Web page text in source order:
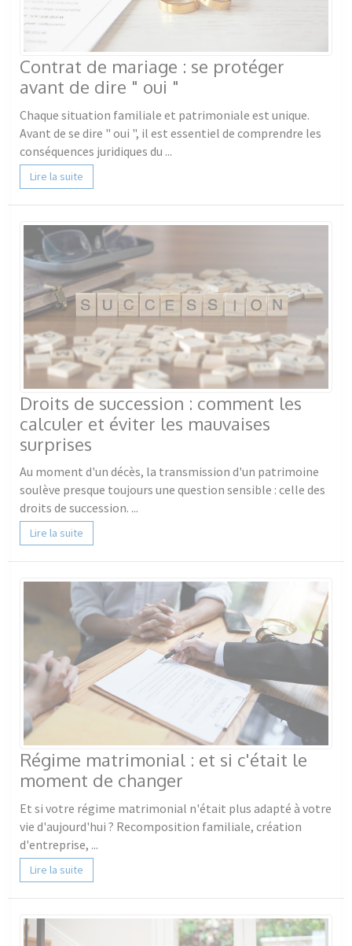
Contrat de mariage : se protéger
avant de dire " oui "
Chaque situation familiale et patrimoniale est unique.
Avant de se dire " oui ", il est essentiel de comprendre les
conséquences juridiques du ...
Lire la suite
Droits de succession : comment les
calculer et éviter les mauvaises
surprises
Au moment d'un décès, la transmission d'un patrimoine
soulève presque toujours une question sensible : celle des
droits de succession. ...
Lire la suite
Régime matrimonial : et si c'était le
moment de changer
Et si votre régime matrimonial n'était plus adapté à votre
vie d'aujourd'hui ? Recomposition familiale, création
d'entreprise, ...
Lire la suite